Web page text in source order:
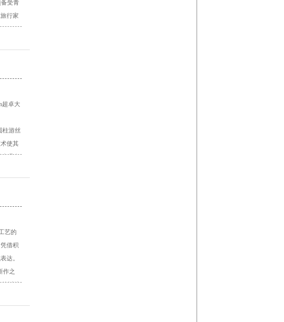
机芯
透过
，令
艺，
机
备受青
行家
相伴
念，并
中。
位置设
家设
瞥便
将其
合了
力储
可
超卓大
柱游丝
使其
具备
芯，
弦的
美体
其中
。该
艺的
借积
达。
作之
以镶